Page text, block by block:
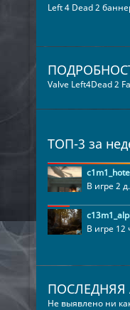
Left 4 Dead 2
Valve Left4Dead 2
ТОП-3 за
В игре 2 д.
В игре 12
ПОСЛЕДНЯЯ
Не выявлено ни